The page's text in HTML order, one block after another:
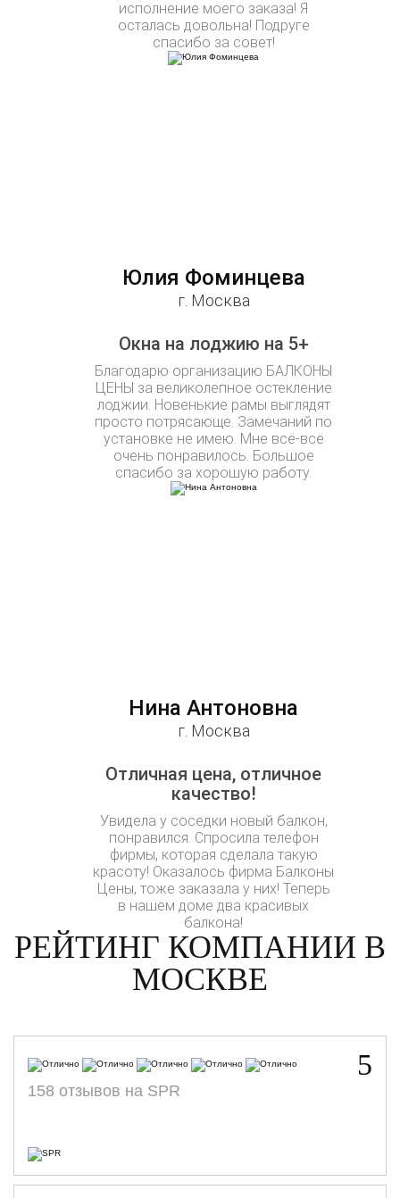
исполнение моего заказа! Я
осталась довольна! Подруге
спасибо за совет!
Юлия Фоминцева
г. Москва
Окна на лоджию на 5+
Благодарю организацию БАЛКОНЫ
ЦЕНЫ за великолепное остекление
лоджии. Новенькие рамы выглядят
просто потрясающе. Замечаний по
установке не имею. Мне всё-всё
очень понравилось. Большое
спасибо за хорошую работу.
Нина Антоновна
г. Москва
Отличная цена, отличное
качество!
Увидела у соседки новый балкон,
понравился. Спросила телефон
фирмы, которая сделала такую
красоту! Оказалось фирма Балконы
Цены, тоже заказала у них! Теперь
в нашем доме два красивых
балкона!
РЕЙТИНГ КОМПАНИИ В
МОСКВЕ
5
158 отзывов на SPR